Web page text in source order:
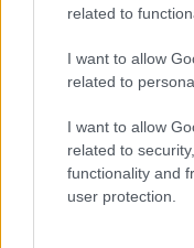
related to
I want to allow
related to
I want to allow
related to
functionality and
user protection.
11 éve
Tegnap óta lehet
évadába!